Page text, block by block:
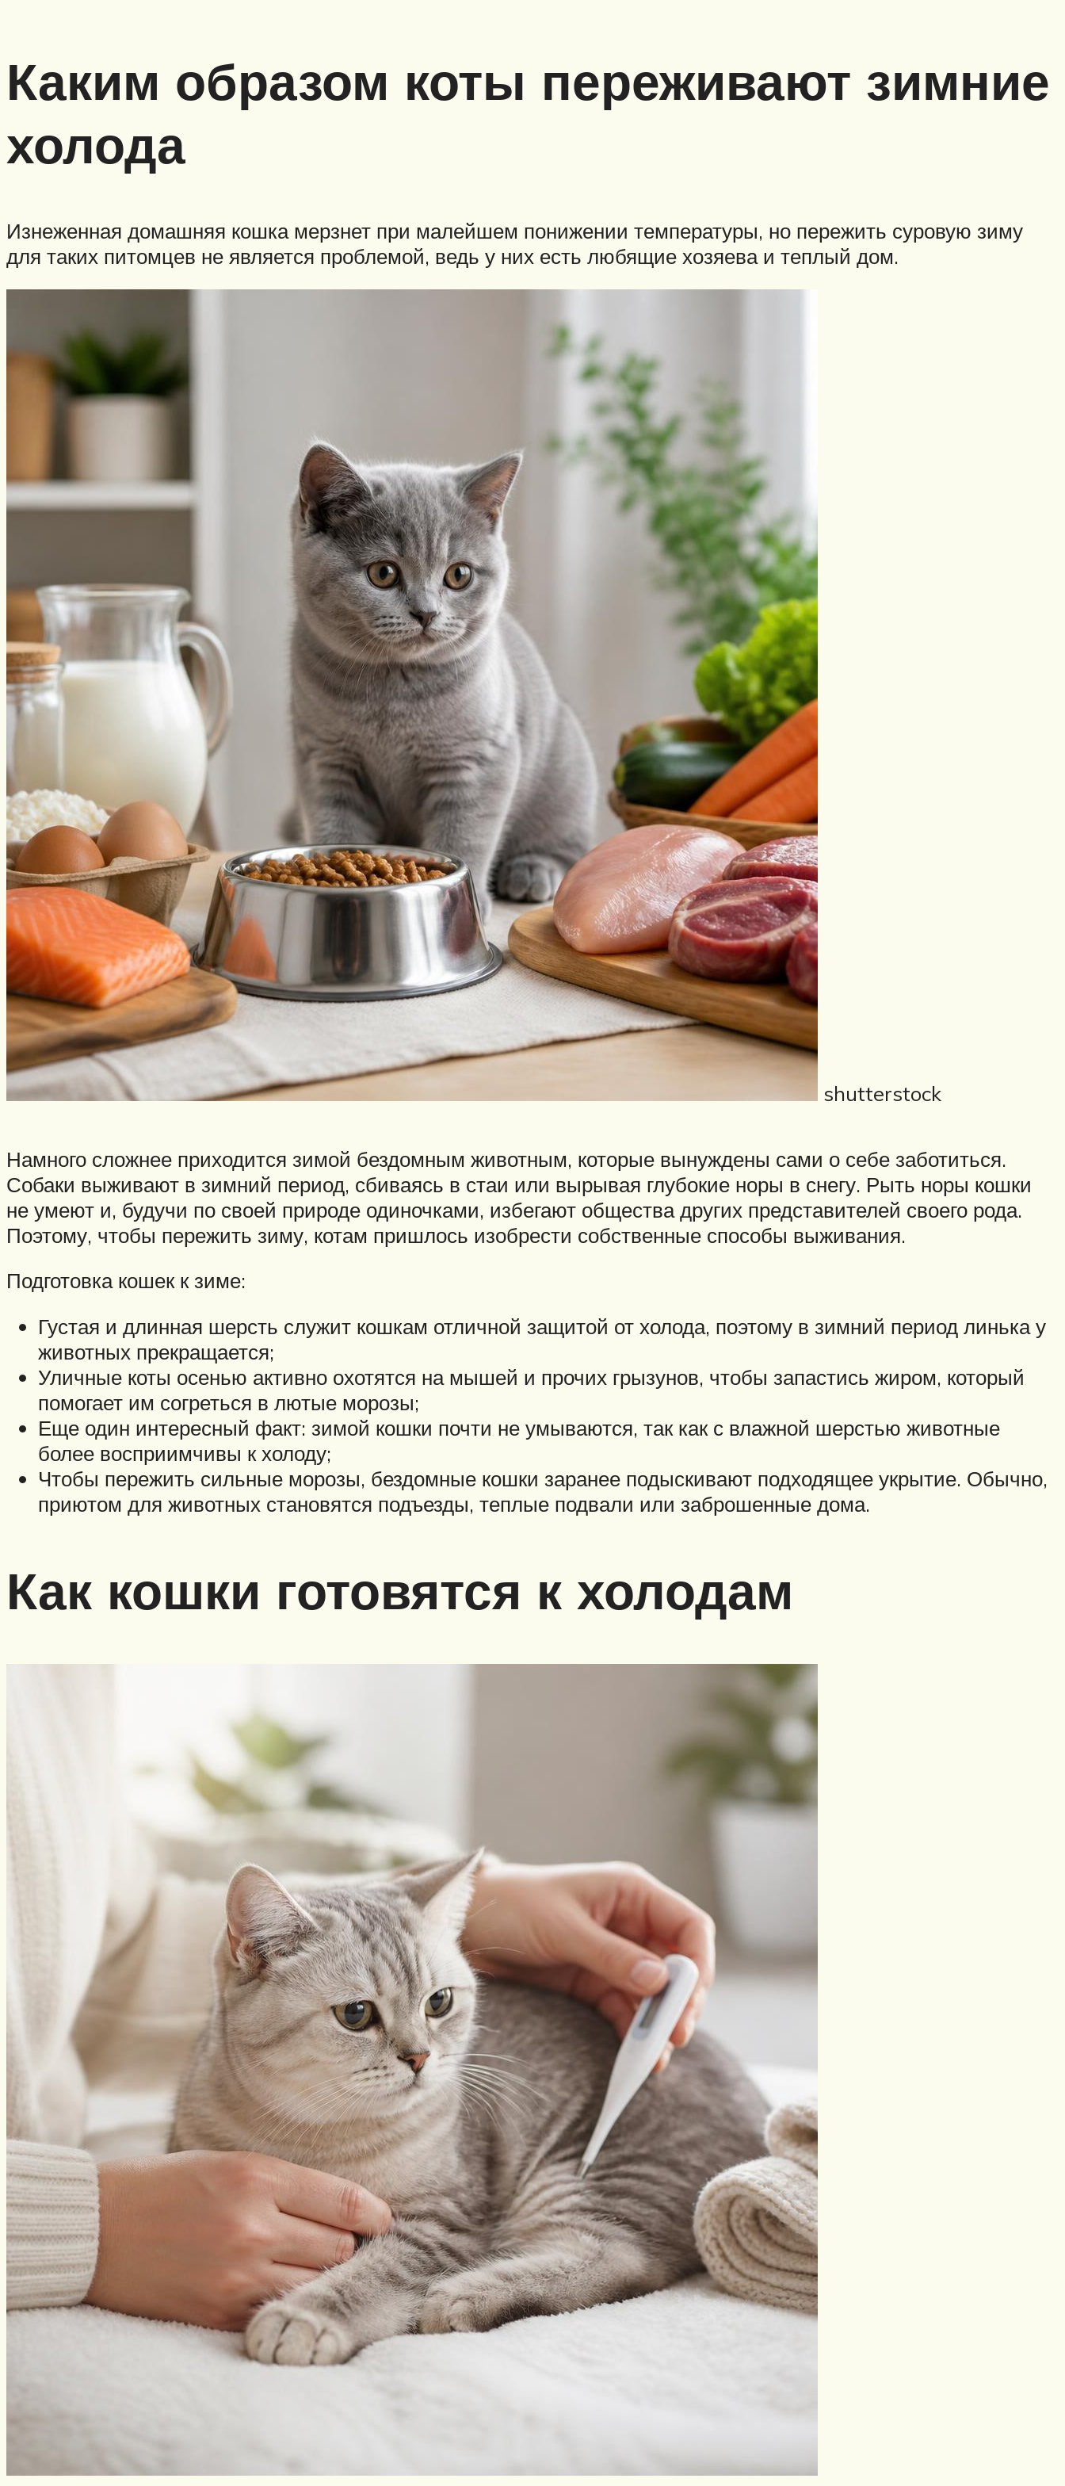
Каким образом коты переживают зимние
холода
Изнеженная домашняя кошка мерзнет при малейшем понижении температуры, но пережить суровую зиму
для таких питомцев не является проблемой, ведь у них есть любящие хозяева и теплый дом.
shutterstock
Намного сложнее приходится зимой бездомным животным, которые вынуждены сами о себе заботиться.
Собаки выживают в зимний период, сбиваясь в стаи или вырывая глубокие норы в снегу. Рыть норы кошки
не умеют и, будучи по своей природе одиночками, избегают общества других представителей своего рода.
Поэтому, чтобы пережить зиму, котам пришлось изобрести собственные способы выживания.
Подготовка кошек к зиме:
Густая и длинная шерсть служит кошкам отличной защитой от холода, поэтому в зимний период линька у
животных прекращается;
Уличные коты осенью активно охотятся на мышей и прочих грызунов, чтобы запастись жиром, который
помогает им согреться в лютые морозы;
Еще один интересный факт: зимой кошки почти не умываются, так как с влажной шерстью животные
более восприимчивы к холоду;
Чтобы пережить сильные морозы, бездомные кошки заранее подыскивают подходящее укрытие. Обычно,
приютом для животных становятся подъезды, теплые подвали или заброшенные дома.
Как кошки готовятся к холодам